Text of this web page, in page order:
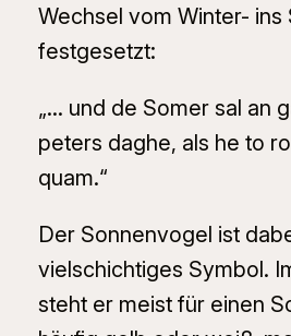
Wechsel vom Winter- ins
festgesetzt:
„… und de Somer sal an
peters daghe, als he to
quam.“
Der Sonnenvogel ist
vielschichtiges Symbol.
steht er meist für einen